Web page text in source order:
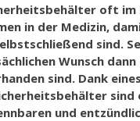
oft
in der Medizin,
sind.
Wunsch
sind. Dank
sind
und